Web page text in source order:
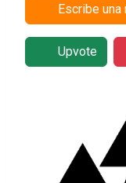
Escribe una
Upvote